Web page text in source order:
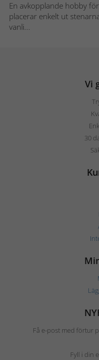
En avkopplande hobby
placerar enkelt ut
vanli...
Vi
30
Få e-post med förtur
Fyll i din